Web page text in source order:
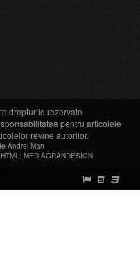
drepturile rezervate
pentru articolele
revine autorilor.
Andrei Man
: MEDIAGRANDESIGN